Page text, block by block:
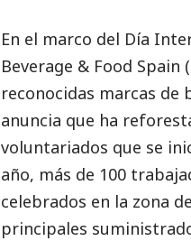
En el marco del Día
Beverage & Food
reconocidas marcas de
anuncia que ha
voluntariados que se
año, más de 100
celebrados en la zona
principales